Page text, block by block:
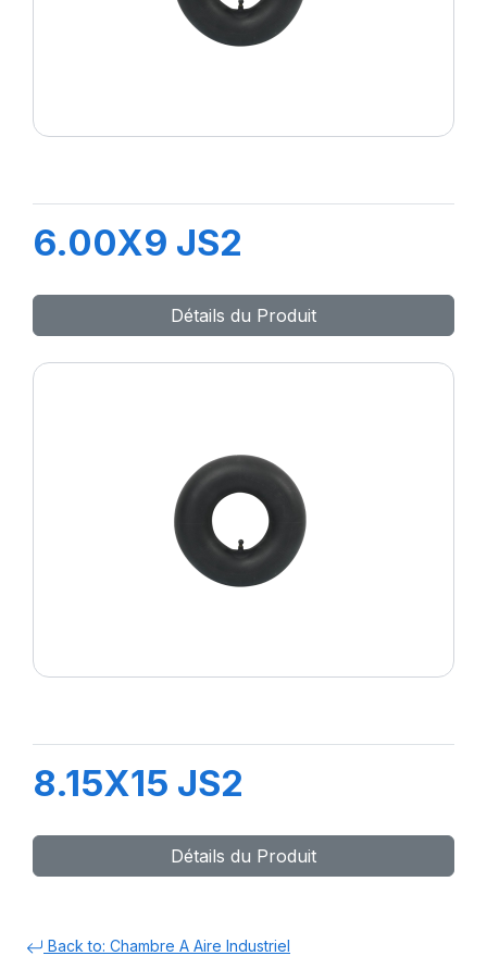
6.00X9 JS2
Détails du Produit
8.15X15 JS2
Détails du Produit
Back to: Chambre A Aire Industriel